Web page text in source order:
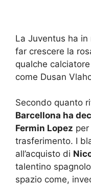
La Juventus ha
far crescere la
qualche
come Dusan
Secondo quanto
Barcellona ha
Fermin Lopez
trasferimento. I
all’acquisto di
talentino
spazio come,